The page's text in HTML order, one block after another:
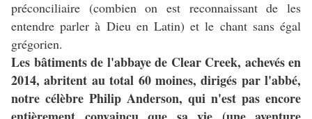
préconciliaire (combien on est reconnaissant de les
entendre parler à Dieu en Latin) et le chant sans égal
grégorien.
Les bâtiments de l'abbaye de Clear Creek, achevés en
2014, abritent au total 60 moines, dirigés par l'abbé,
notre célèbre Philip Anderson, qui n'est pas encore